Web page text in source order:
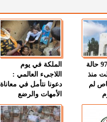
" الصحة " : 97 حالة
منذ
لم
الملكة في يوم
اللاجىء العالمي :
دعونا نتأمل في معاناة
الأمهات والرضع